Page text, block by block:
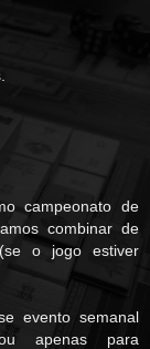
campeonato de
combinar de
o jogo estiver
evento semanal
apenas para